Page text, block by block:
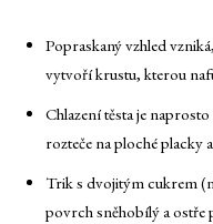
Popraskaný vzhled
vytvoří krustu, kterou
Chlazení těsta je
rozteče na ploché placky
Trik s dvojitým cukrem
povrch sněhobílý a ostře